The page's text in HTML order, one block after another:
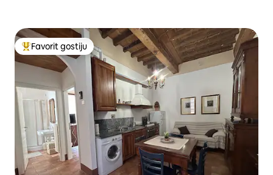
Glavni favorit gostiju
Favorit gostiju